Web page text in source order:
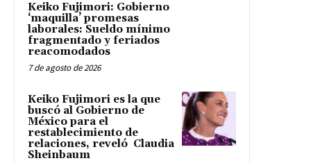
Keiko Fujimori: Gobierno
‘maquilla’ promesas
laborales: Sueldo mínimo
fragmentado y feriados
reacomodados
7 de agosto de 2026
Keiko Fujimori es la que
buscó al Gobierno de
México para el
restablecimiento de
relaciones, reveló Claudia
Sheinbaum